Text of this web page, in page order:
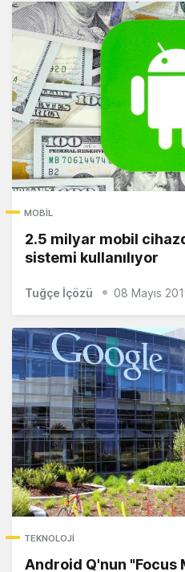
MOBIL
2.5 milyar mobil
sistemi kullanılıyor
Tuğçe İçözü 08 Mayıs
TEKNOLOJI
Android Q'nun "Focus